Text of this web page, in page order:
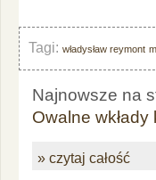
Tagi: władysław reymont
Najnowsze na
Owalne wkłady
» czytaj całość